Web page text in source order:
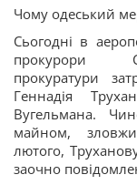
Чому одеський
Сьогодні в
прокурори
прокуратури
Геннадія
Вугельмана.
майном,
лютого,
заочно